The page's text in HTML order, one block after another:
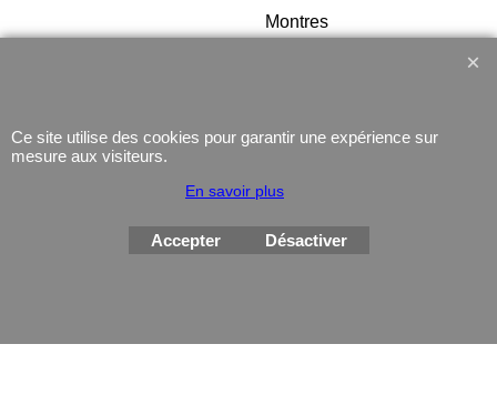
Montres
avec le logiciel
eCommerce ShopFactory
Ce site utilise des cookies pour garantir une expérience sur
mesure aux visiteurs.
En savoir plus
Accepter Désactiver